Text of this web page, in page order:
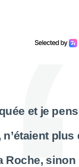
et je
plus
Roche,